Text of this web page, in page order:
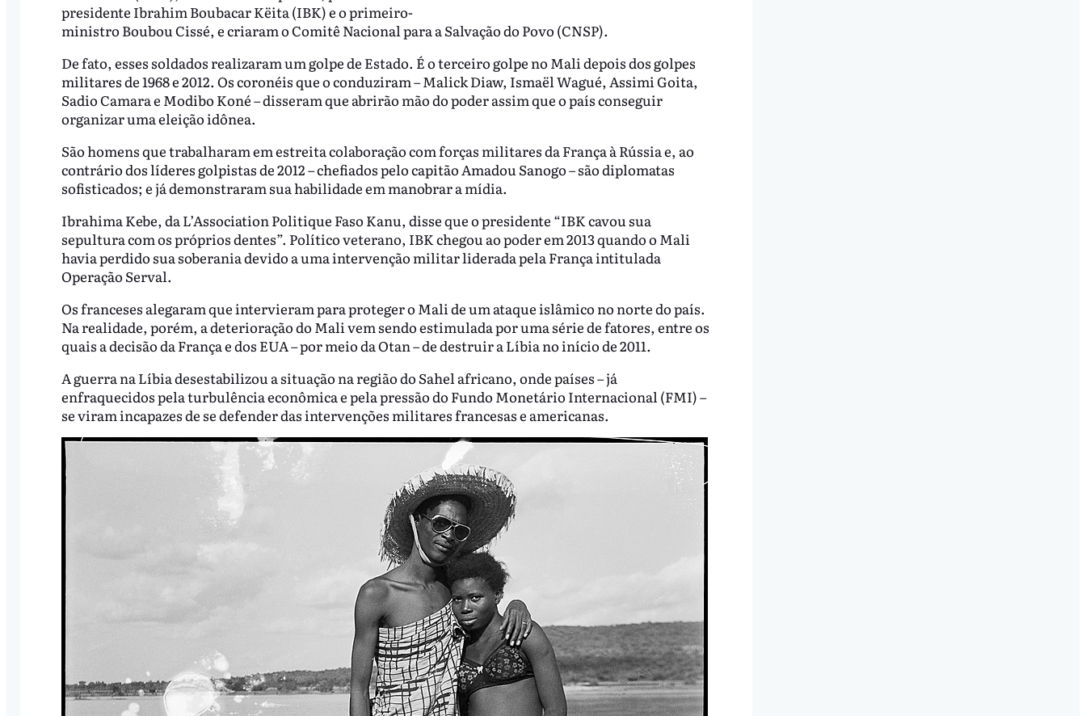
presidente Ibrahim Boubacar Këita (IBK) e o primeiro-
ministro Boubou Cissé, e criaram o Comitê Nacional para a Salvação do Povo (CNSP).
De fato, esses soldados realizaram um golpe de Estado. É o terceiro golpe no Mali depois dos golpes
militares de 1968 e 2012. Os coronéis que o conduziram – Malick Diaw, Ismaël Wagué, Assimi Goita,
Sadio Camara e Modibo Koné – disseram que abrirão mão do poder assim que o país conseguir
organizar uma eleição idônea.
São homens que trabalharam em estreita colaboração com forças militares da França à Rússia e, ao
contrário dos líderes golpistas de 2012 – chefiados pelo capitão Amadou Sanogo – são diplomatas
sofisticados; e já demonstraram sua habilidade em manobrar a mídia.
Ibrahima Kebe, da L’Association Politique Faso Kanu, disse que o presidente “IBK cavou sua
sepultura com os próprios dentes”. Político veterano, IBK chegou ao poder em 2013 quando o Mali
havia perdido sua soberania devido a uma intervenção militar liderada pela França intitulada
Operação Serval.
Os franceses alegaram que intervieram para proteger o Mali de um ataque islâmico no norte do país.
Na realidade, porém, a deterioração do Mali vem sendo estimulada por uma série de fatores, entre os
quais a decisão da França e dos EUA – por meio da Otan – de destruir a Líbia no início de 2011.
A guerra na Líbia desestabilizou a situação na região do Sahel africano, onde países – já
enfraquecidos pela turbulência econômica e pela pressão do Fundo Monetário Internacional (FMI) –
se viram incapazes de se defender das intervenções militares francesas e americanas.